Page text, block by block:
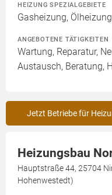
HEIZUNG SPEZIALGEBIETE
Gasheizung,
ANGEBOTENE TÄTIGKEITEN
Wartung, Reparatur,
Austausch, Beratung,
Jetzt Betriebe für
Heizungsbau
Hauptstraße 44, 25704
Hohenwestedt)